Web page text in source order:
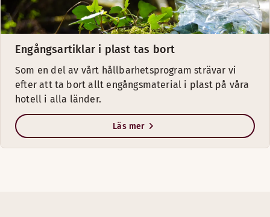
Engångsartiklar i plast tas bort
Som en del av vårt hållbarhetsprogram strävar vi
efter att ta bort allt engångsmaterial i plast på våra
hotell i alla länder.
Läs mer